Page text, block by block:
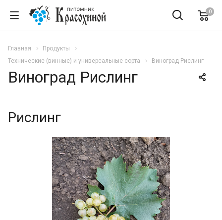
0
Главная
Продукты
Технические (винные) и универсальные сорта
Виноград Рислинг
Виноград Рислинг
Рислинг